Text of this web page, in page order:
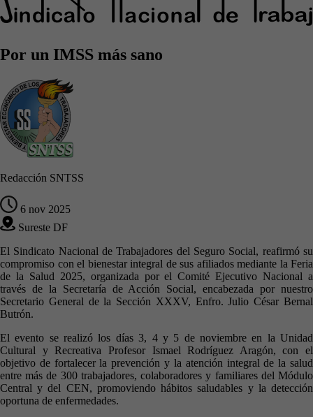
Por un IMSS más sano
Redacción SNTSS
6 nov 2025
Sureste DF
El Sindicato Nacional de Trabajadores del Seguro Social, reafirmó su
compromiso con el bienestar integral de sus afiliados mediante la Feria
de la Salud 2025, organizada por el Comité Ejecutivo Nacional a
través de la Secretaría de Acción Social, encabezada por nuestro
Secretario General de la Sección XXXV, Enfro. Julio César Bernal
Butrón.
El evento se realizó los días 3, 4 y 5 de noviembre en la Unidad
Cultural y Recreativa Profesor Ismael Rodríguez Aragón, con el
objetivo de fortalecer la prevención y la atención integral de la salud
entre más de 300 trabajadores, colaboradores y familiares del Módulo
Central y del CEN, promoviendo hábitos saludables y la detección
oportuna de enfermedades.